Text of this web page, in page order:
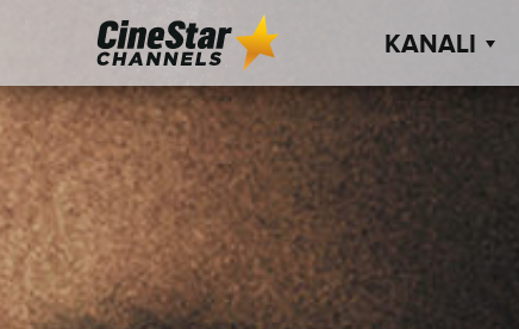
KANALI